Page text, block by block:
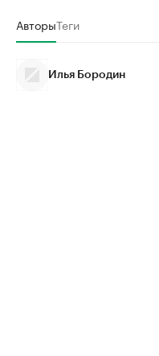
АвторыТеги
Илья Бородин